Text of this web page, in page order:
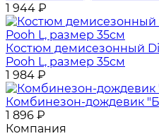
1 944 ₽
Костюм демисезонный
Pooh L, размер 35см
1 984 ₽
Комбинезон-дождевик
1 896 ₽
Компания